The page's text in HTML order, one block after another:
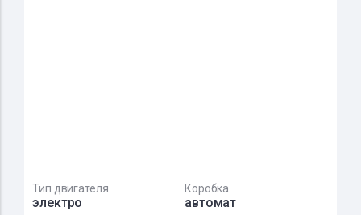
Тип двигателя
электро
Коробка
автомат